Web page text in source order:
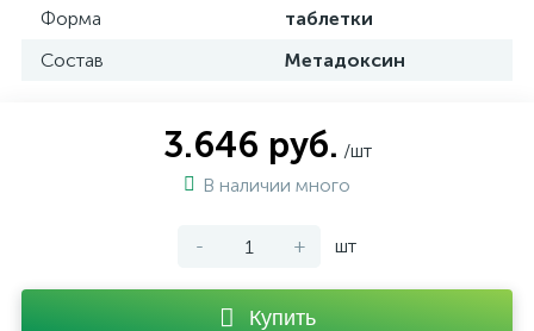
Форма
таблетки
Состав
Метадоксин
3.646 руб. /шт
В наличии много
- + шт
Купить